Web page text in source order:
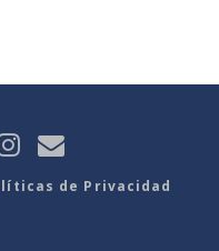
de Privacidad